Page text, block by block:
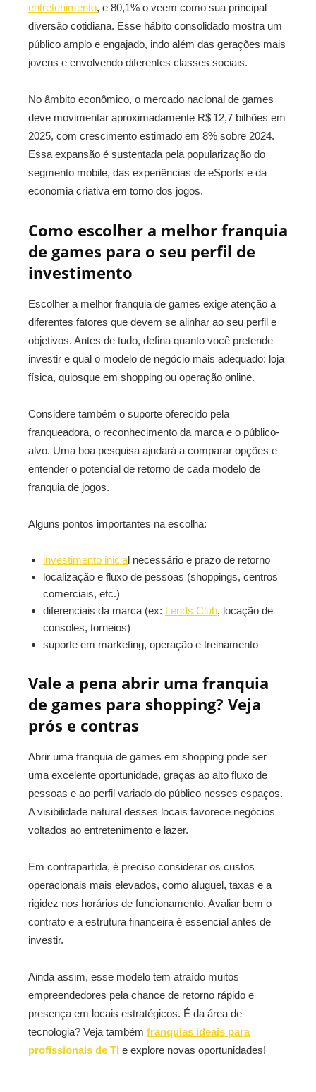
entretenimento, e 80,1% o veem como sua principal
diversão cotidiana. Esse hábito consolidado mostra um
público amplo e engajado, indo além das gerações mais
jovens e envolvendo diferentes classes sociais.
No âmbito econômico, o mercado nacional de games
deve movimentar aproximadamente R$ 12,7 bilhões em
2025, com crescimento estimado em 8% sobre 2024.
Essa expansão é sustentada pela popularização do
segmento mobile, das experiências de eSports e da
economia criativa em torno dos jogos.
Como escolher a melhor franquia
de games para o seu perfil de
investimento
Escolher a melhor franquia de games exige atenção a
diferentes fatores que devem se alinhar ao seu perfil e
objetivos. Antes de tudo, defina quanto você pretende
investir e qual o modelo de negócio mais adequado: loja
física, quiosque em shopping ou operação online.
Considere também o suporte oferecido pela
franqueadora, o reconhecimento da marca e o público-
alvo. Uma boa pesquisa ajudará a comparar opções e
entender o potencial de retorno de cada modelo de
franquia de jogos.
Alguns pontos importantes na escolha:
investimento inicial necessário e prazo de retorno
localização e fluxo de pessoas (shoppings, centros
comerciais, etc.)
diferenciais da marca (ex: Lends Club, locação de
consoles, torneios)
suporte em marketing, operação e treinamento
Vale a pena abrir uma franquia
de games para shopping? Veja
prós e contras
Abrir uma franquia de games em shopping pode ser
uma excelente oportunidade, graças ao alto fluxo de
pessoas e ao perfil variado do público nesses espaços.
A visibilidade natural desses locais favorece negócios
voltados ao entretenimento e lazer.
Em contrapartida, é preciso considerar os custos
operacionais mais elevados, como aluguel, taxas e a
rigidez nos horários de funcionamento. Avaliar bem o
contrato e a estrutura financeira é essencial antes de
investir.
Ainda assim, esse modelo tem atraído muitos
empreendedores pela chance de retorno rápido e
presença em locais estratégicos. É da área de
tecnologia? Veja também franquias ideais para
profissionais de TI e explore novas oportunidades!